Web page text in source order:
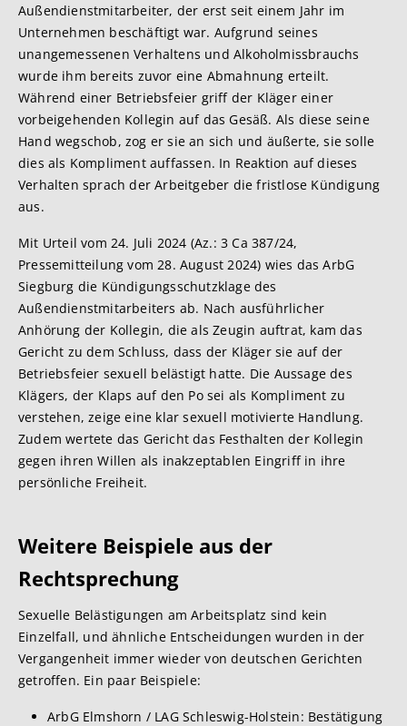
Außendienstmitarbeiter, der erst seit einem Jahr im
Unternehmen beschäftigt war. Aufgrund seines
unangemessenen Verhaltens und Alkoholmissbrauchs
wurde ihm bereits zuvor eine Abmahnung erteilt.
Während einer Betriebsfeier griff der Kläger einer
vorbeigehenden Kollegin auf das Gesäß. Als diese seine
Hand wegschob, zog er sie an sich und äußerte, sie solle
dies als Kompliment auffassen. In Reaktion auf dieses
Verhalten sprach der Arbeitgeber die fristlose Kündigung
aus.
Mit Urteil vom 24. Juli 2024 (Az.: 3 Ca 387/24,
Pressemitteilung vom 28. August 2024) wies das ArbG
Siegburg die Kündigungsschutzklage des
Außendienstmitarbeiters ab. Nach ausführlicher
Anhörung der Kollegin, die als Zeugin auftrat, kam das
Gericht zu dem Schluss, dass der Kläger sie auf der
Betriebsfeier sexuell belästigt hatte. Die Aussage des
Klägers, der Klaps auf den Po sei als Kompliment zu
verstehen, zeige eine klar sexuell motivierte Handlung.
Zudem wertete das Gericht das Festhalten der Kollegin
gegen ihren Willen als inakzeptablen Eingriff in ihre
persönliche Freiheit.
Weitere Beispiele aus der
Rechtsprechung
Sexuelle Belästigungen am Arbeitsplatz sind kein
Einzelfall, und ähnliche Entscheidungen wurden in der
Vergangenheit immer wieder von deutschen Gerichten
getroffen. Ein paar Beispiele:
ArbG Elmshorn / LAG Schleswig-Holstein: Bestätigung